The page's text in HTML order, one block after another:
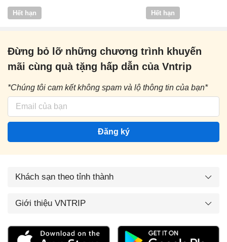
Vntrip
Hết hạn Hết hạn
Đừng bỏ lỡ những chương trình khuyến
mãi cùng quà tặng hấp dẫn của Vntrip
*Chúng tôi cam kết không spam và lộ thông tin của bạn*
Đăng ký
Khách sạn theo tỉnh thành
Giới thiệu VNTRIP